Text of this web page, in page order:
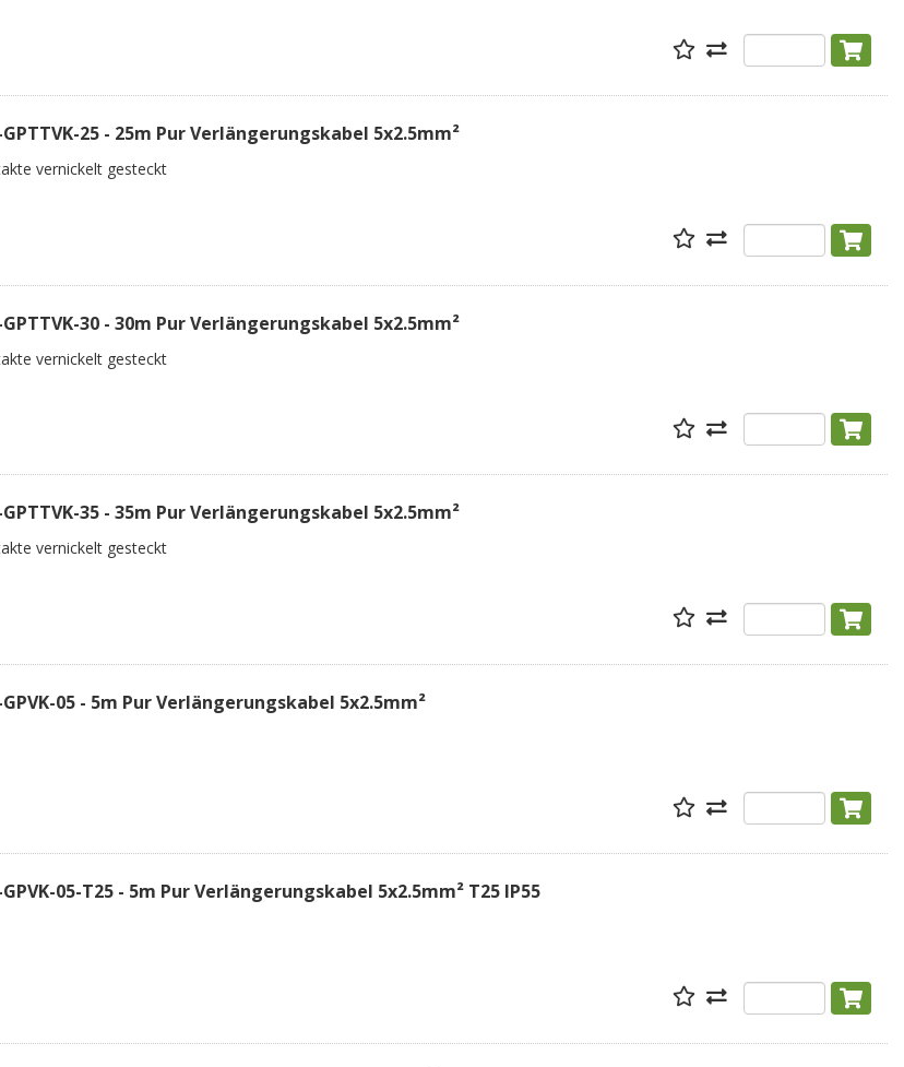
GPTTVK-25 - 25m Pur Verlängerungskabel 5x2.5mm²
vernickelt gesteckt
GPTTVK-30 - 30m Pur Verlängerungskabel 5x2.5mm²
vernickelt gesteckt
GPTTVK-35 - 35m Pur Verlängerungskabel 5x2.5mm²
vernickelt gesteckt
GPVK-05 - 5m Pur Verlängerungskabel 5x2.5mm²
GPVK-05-T25 - 5m Pur Verlängerungskabel 5x2.5mm² T25 IP55